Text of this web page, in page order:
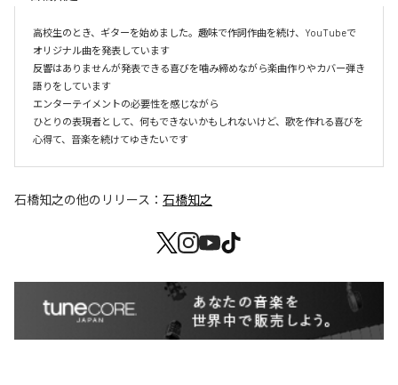
高校生のとき、ギターを始めました。趣味で作詞作曲を続け、YouTubeで
オリジナル曲を発表しています
反響はありませんが発表できる喜びを噛み締めながら楽曲作りやカバー弾き
語りをしています
エンターテイメントの必要性を感じながら
ひとりの表現者として、何もできないかもしれないけど、歌を作れる喜びを
心得て、音楽を続けてゆきたいです
石橋知之の他のリリース： 石橋知之